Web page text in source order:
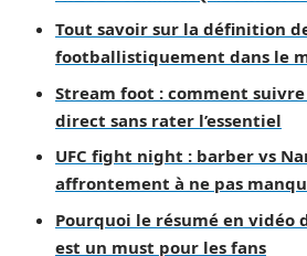
Tout savoir sur la définition
footballistiquement dans le
Stream foot : comment
direct sans rater l’essentiel
UFC fight night : barber vs
affrontement à ne pas
Pourquoi le résumé en vidéo
est un must pour les fans